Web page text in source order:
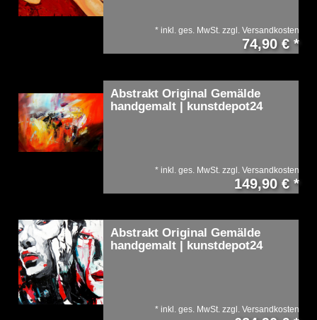
74,90 € *
* inkl. ges. MwSt. zzgl. Versandkosten
Abstrakt Original Gemälde
handgemalt | kunstdepot24
149,90 € *
* inkl. ges. MwSt. zzgl. Versandkosten
Abstrakt Original Gemälde
handgemalt | kunstdepot24
* inkl. ges. MwSt. zzgl. Versandkosten